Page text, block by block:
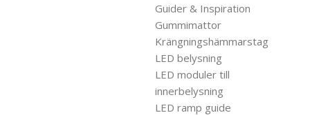
Guider & Inspiration
Gummimattor
Krängningshämmarstag
LED belysning
LED moduler till
innerbelysning
LED ramp guide